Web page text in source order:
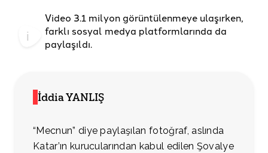
Video 3.1 milyon görüntülenmeye ulaşırken,
farklı sosyal medya platformlarında da
paylaşıldı.
İddia YANLIŞ
“Mecnun” diye paylaşılan fotoğraf, aslında
Katar’ın kurucularından kabul edilen Şovalye